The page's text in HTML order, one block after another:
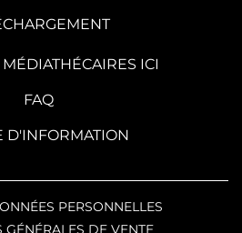
ICI
FAQ
D'INFORMATION
PERSONNELLES
DE VENTE